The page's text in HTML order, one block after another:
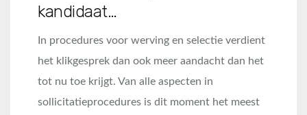
kandidaat…
In procedures voor werving en selectie verdient
het klikgesprek dan ook meer aandacht dan het
tot nu toe krijgt. Van alle aspecten in
sollicitatieprocedures is dit moment het meest